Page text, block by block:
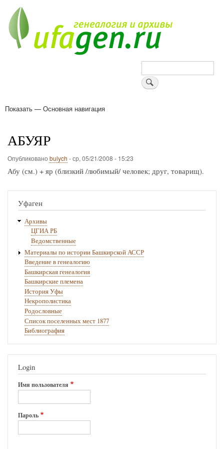
основному
содержанию
Поиск
Основная
Показать — Основная навигация
АБУЯР
Опубликовано bulych -ср, 05/21/2008 - 15:23
Абу (см.) + яр (близкий /любимый/ человек; друг, товарищ).
Уфаген
Архивы
ЦГИА РБ
Ведомственные
Материалы по истории Башкирской АССР
Введение в генеалогию
Башкирская генеалогия
Башкирские племена
История Уфы
Некрополистика
Родословные
Список поселенных мест 1877
Библиография
Login
Имя пользователя
Пароль